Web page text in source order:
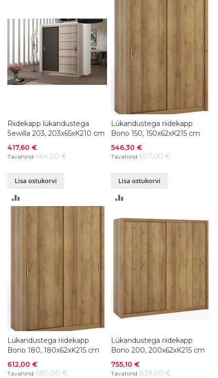
Riidekapp lükandustega
Sewilla 203, 203x65xK210 cm
Soodushind
417,60 €
Tavahind 464,00 €
Lisa ostukorvi
VÕRDLUSESSE
Lükandustega riidekapp
Bono 150, 150x62xK215 cm
Soodushind
546,30 €
Tavahind 607,00 €
Lisa ostukorvi
Lükandustega riidekapp
Bono 180, 180x62xK215 cm
Soodushind
612,00 €
Tavahind 680,00 €
Lükandustega riidekapp
Bono 200, 200x62xK215 cm
Soodushind
755,10 €
Tavahind 839,00 €